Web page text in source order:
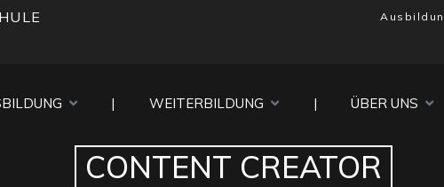
| WEITERBILDUNG | ÜBER UNS
CONTENT CREATOR